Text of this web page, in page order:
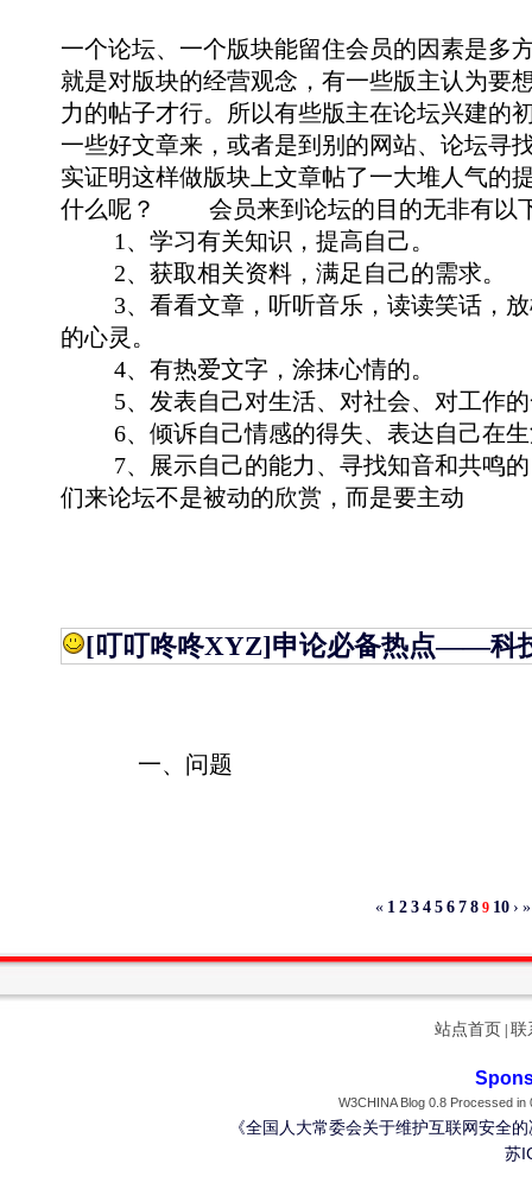
一个论坛、一个版块能留住会员的因素是多
就是对版块的经营观念，有一些版主认为要
力的帖子才行。所以有些版主在论坛兴建的
一些好文章来，或者是到别的网站、论坛寻
实证明这样做版块上文章帖了一大堆人气的
什么呢？ 会员来到论坛的目的无非有以
1、学习有关知识，提高自己。
2、获取相关资料，满足自己的需求。
3、看看文章，听听音乐，读读笑话，放
的心灵。
4、有热爱文字，涂抹心情的。
5、发表自己对生活、对社会、对工作的
6、倾诉自己情感的得失、表达自己在生
7、展示自己的能力、寻找知音和共鸣
们来论坛不是被动的欣赏，而是要主动
[叮叮咚咚XYZ]申论必备热点——科
一、问题
« 1 2 3 4 5 6 7 8 9 10 › »
站点首页 联
W3CHINA Blog 0.8 Processed
《全国人大常委会关于维护互联网安全
苏